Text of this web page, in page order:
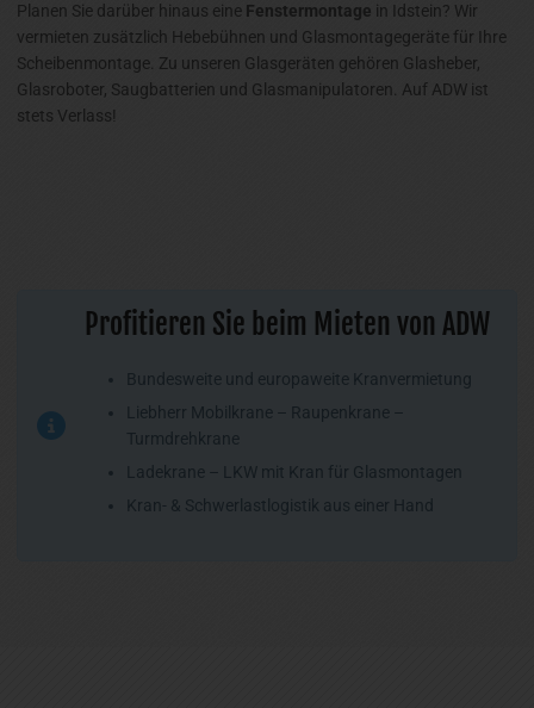
Planen Sie darüber hinaus eine Fenstermontage in Idstein? Wir
vermieten zusätzlich Hebebühnen und Glasmontagegeräte für Ihre
Scheibenmontage. Zu unseren Glasgeräten gehören Glasheber,
Glasroboter, Saugbatterien und Glasmanipulatoren. Auf ADW ist
stets Verlass!
Profitieren Sie beim Mieten von ADW
Bundesweite und europaweite Kranvermietung
Liebherr Mobilkrane – Raupenkrane –
Turmdrehkrane
Ladekrane – LKW mit Kran für Glasmontagen
Kran- & Schwerlastlogistik aus einer Hand